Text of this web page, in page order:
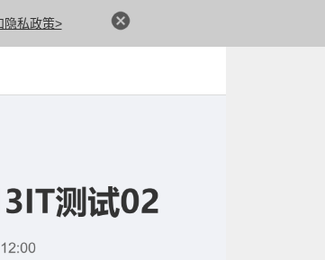
隐私政策>